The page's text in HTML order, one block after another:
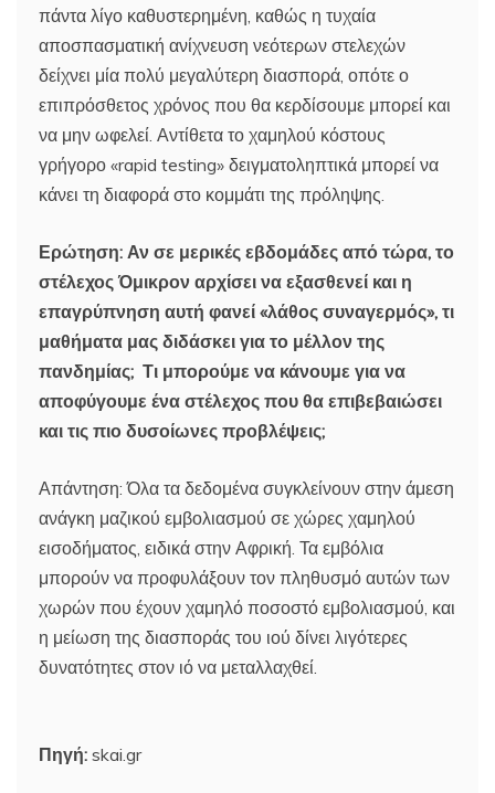
πάντα λίγο καθυστερημένη, καθώς η τυχαία
αποσπασματική ανίχνευση νεότερων στελεχών
δείχνει μία πολύ μεγαλύτερη διασπορά, οπότε ο
επιπρόσθετος χρόνος που θα κερδίσουμε μπορεί και
να μην ωφελεί. Αντίθετα το χαμηλού κόστους
γρήγορο «rapid testing» δειγματοληπτικά μπορεί να
κάνει τη διαφορά στο κομμάτι της πρόληψης.
Ερώτηση: Αν σε μερικές εβδομάδες από τώρα, το
στέλεχος Όμικρον αρχίσει να εξασθενεί και η
επαγρύπνηση αυτή φανεί «λάθος συναγερμός», τι
μαθήματα μας διδάσκει για το μέλλον της
πανδημίας; Τι μπορούμε να κάνουμε για να
αποφύγουμε ένα στέλεχος που θα επιβεβαιώσει
και τις πιο δυσοίωνες προβλέψεις;
Απάντηση: Όλα τα δεδομένα συγκλείνουν στην άμεση
ανάγκη μαζικού εμβολιασμού σε χώρες χαμηλού
εισοδήματος, ειδικά στην Αφρική. Τα εμβόλια
μπορούν να προφυλάξουν τον πληθυσμό αυτών των
χωρών που έχουν χαμηλό ποσοστό εμβολιασμού, και
η μείωση της διασποράς του ιού δίνει λιγότερες
δυνατότητες στον ιό να μεταλλαχθεί.
Πηγή: skai.gr